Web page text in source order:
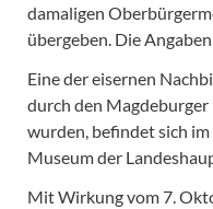
damaligen
übergeben. Die
Eine der eisernen
durch den
wurden, befindet sich
Museum der
Mit Wirkung vom 7.